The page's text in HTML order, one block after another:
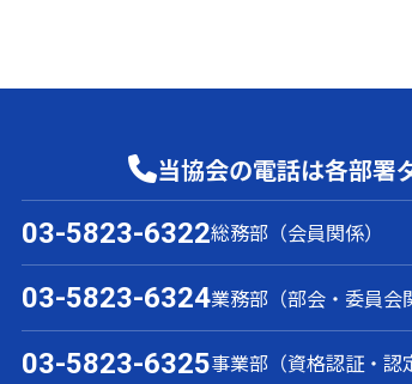
当協会の電話は各部署
03-5823-6322総務部（会員関係）
03-5823-6324業務部（部会・委員会
03-5823-6325事業部（資格認証・認